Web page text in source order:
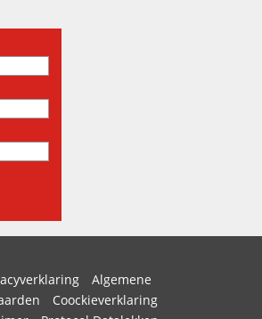
Algemene
Coockieverklaring